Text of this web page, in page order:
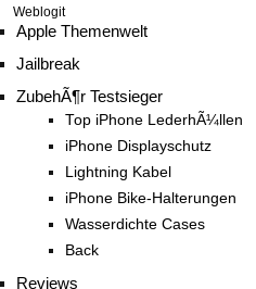
Weblogit
Apple Themenwelt
Jailbreak
ZubehÃ¶r Testsieger
Top iPhone LederhÃ¼llen
iPhone Displayschutz
Lightning Kabel
iPhone Bike-Halterungen
Wasserdichte Cases
Back
Reviews